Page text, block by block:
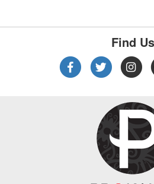
Find Us